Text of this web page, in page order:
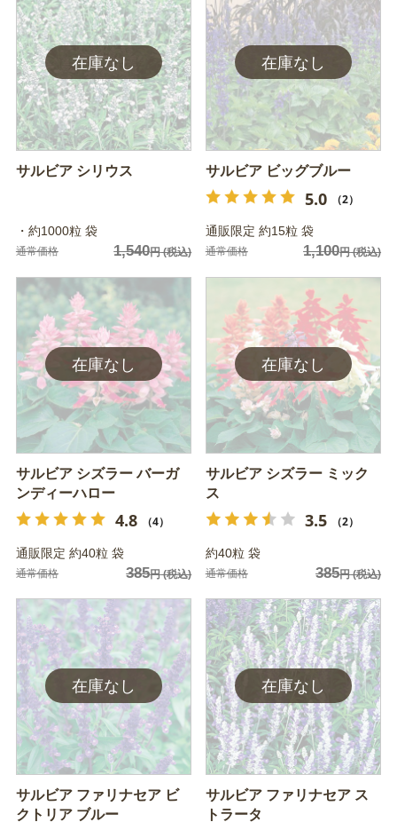
サルビア シリウス
・約1000粒 袋
通常価格 1,540円(税込)
サルビア ビッグブルー
5.0 （2）
通販限定 約15粒 袋
通常価格 1,100円(税込)
サルビア シズラー バーガ
ンディーハロー
4.8 （4）
通販限定 約40粒 袋
通常価格 385円(税込)
サルビア シズラー ミック
ス
3.5 （2）
約40粒 袋
通常価格 385円(税込)
サルビア ファリナセア ビ
クトリア ブルー
サルビア ファリナセア ス
トラータ